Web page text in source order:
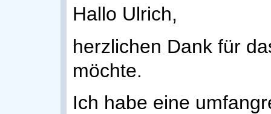
Hallo Ulrich,
herzlichen Dank für
möchte.
Ich habe eine